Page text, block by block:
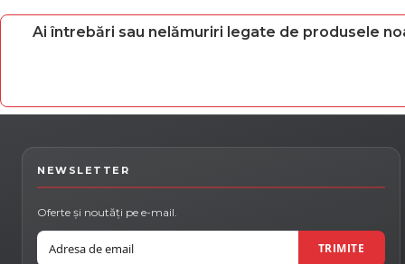
Ai întrebări sau nelămuriri legate de produsele
NEWSLETTER
Oferte și noutăți pe e-mail.
Email
TRIMITE